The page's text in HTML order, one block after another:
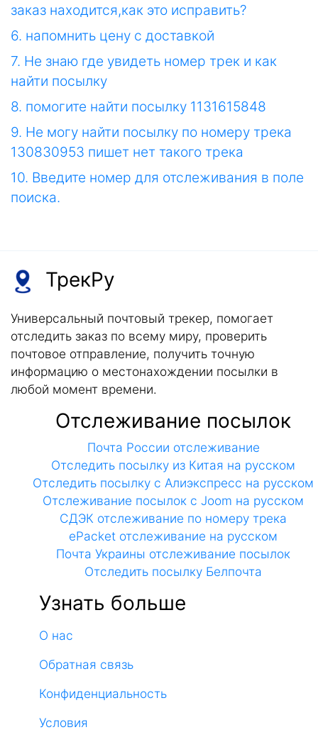
заказ находится,как это исправить?
6. напомнить цену с доставкой
7. Не знаю где увидеть номер трек и как
найти посылку
8. помогите найти посылку 1131615848
9. Не могу найти посылку по номеру трека
130830953 пишет нет такого трека
10. Введите номер для отслеживания в поле
поиска.
ТрекРу
Универсальный почтовый трекер, помогает
отследить заказ по всему миру, проверить
почтовое отправление, получить точную
информацию о местонахождении посылки в
любой момент времени.
Отслеживание посылок
Почта России отслеживание
Отследить посылку из Китая на русском
Отследить посылку с Алиэкспресс на русском
Отслеживание посылок с Joom на русском
СДЭК отслеживание по номеру трека
ePacket отслеживание на русском
Почта Украины отслеживание посылок
Отследить посылку Белпочта
Узнать больше
О нас
Обратная связь
Конфиденциальность
Условия